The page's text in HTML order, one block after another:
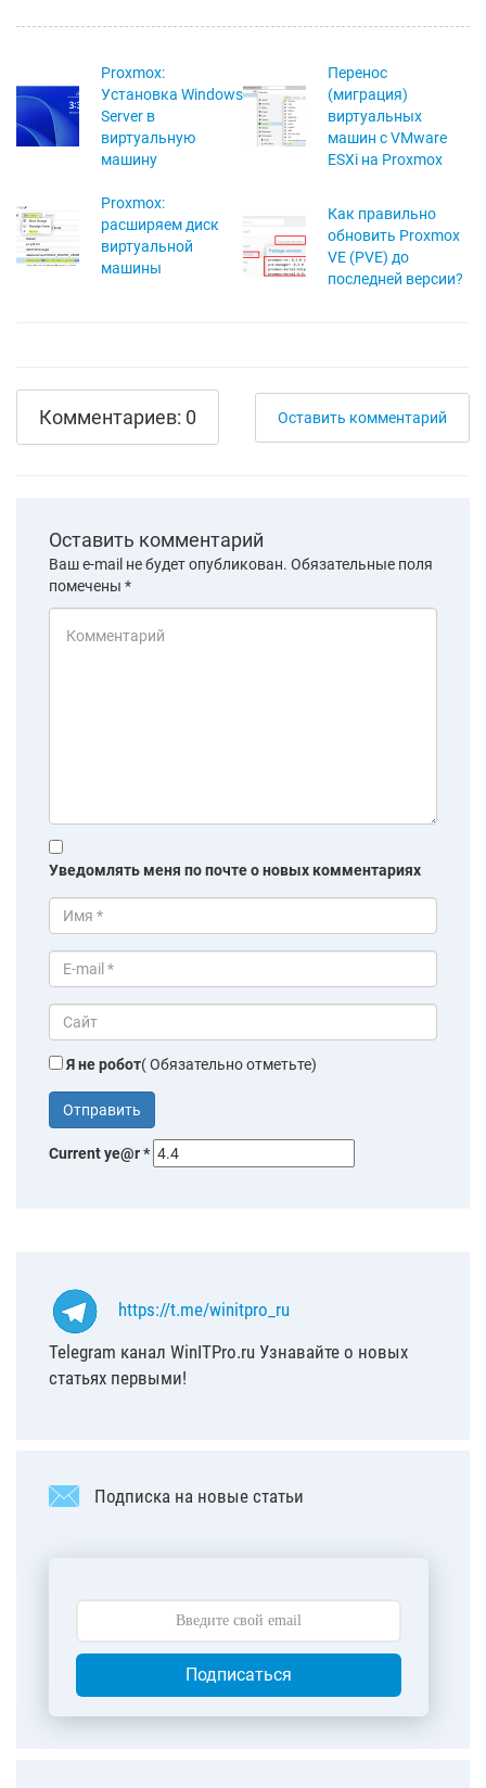
Proxmox:
Установка Windows
Server в
виртуальную
машину
Перенос
(миграция)
виртуальных
машин с VMware
ESXi на Proxmox
Proxmox:
расширяем диск
виртуальной
машины
Как правильно
обновить Proxmox
VE (PVE) до
последней версии?
Комментариев: 0 Оставить комментарий
Оставить комментарий
Ваш e-mail не будет опубликован. Обязательные поля
помечены *
Уведомлять меня по почте о новых комментариях
Я не робот( Обязательно отметьте)
Current ye@r*
https://t.me/winitpro_ru
Telegram канал WinITPro.ru Узнавайте о новых
статьях первыми!
Подписка на новые статьи
Подписаться